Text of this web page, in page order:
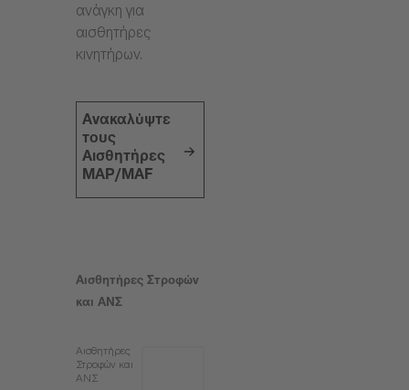
ανάγκη για
αισθητήρες
κινητήρων.
Ανακαλύψτε
τους
Αισθητήρες
MAP/MAF
Αισθητήρες Στροφών
και ΑΝΣ
Αισθητήρες
Στροφών και
ΑΝΣ